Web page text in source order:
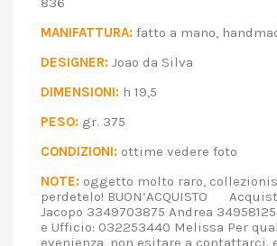
MANIFATTURA: fatto a mano,
DESIGNER: Joao da Silva
DIMENSIONI: h 19,5
PESO: gr. 375
CONDIZIONI: ottime vedere foto
NOTE: oggetto molto raro,
perdetelo! BUON’ACQUISTO
Jacopo 3349703875 Andrea
e Ufficio: 032253440 Melissa Per
evenienza, non esitare a contattarci.